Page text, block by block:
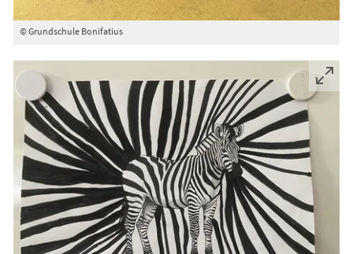
© Grundschule Bonifatius